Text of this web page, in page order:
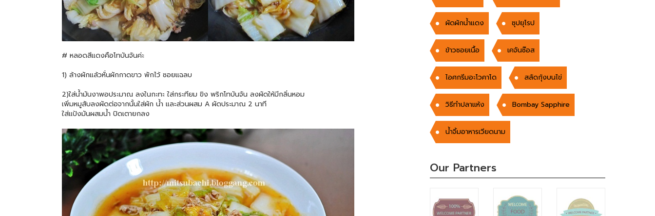
# หลอดสีแดงคือโทบันจันค่ะ
1) ล้างผักแล้วหั่นผักกาดขาว พักไว้ ซอยแฉลบ
2)ใส่น้ำมันงาพอประมาณ ลงในกะทะ ใส่กระทียม ขิง พริกโทบันจัน ลงผัดให้มีกลิ่นหอม
เพิ่มหมูสับลงผัดต่อจากนั้นใส่ผัก น้ำ และส่วนผสม A ผัดประมาณ 2 นาที
ใส่แป้งมันผสมน้ำ ปิดเตายกลง
ผัดผักน้ำแดง ซุปยุโรป
ข้าวซอยเนื้อ เคจันซ๊อส
ไอศกรีมอะโวคาโด สลัดกุ้งบนไข่
วิธีทำปลาแห้ง Bombay Sapphire
น้ำจิ้มอาหารเวียดนาม
Our Partners